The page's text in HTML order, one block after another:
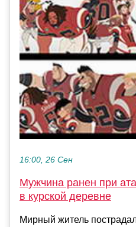
16:00, 26 Сен
Мужчина ранен при
в курской деревне
Мирный житель пострадал